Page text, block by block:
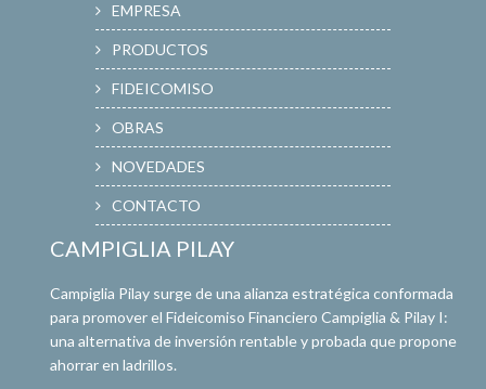
EMPRESA
PRODUCTOS
FIDEICOMISO
OBRAS
NOVEDADES
CONTACTO
CAMPIGLIA PILAY
Campiglia Pilay surge de una alianza estratégica conformada
para promover el Fideicomiso Financiero Campiglia & Pilay I:
una alternativa de inversión rentable y probada que propone
ahorrar en ladrillos.